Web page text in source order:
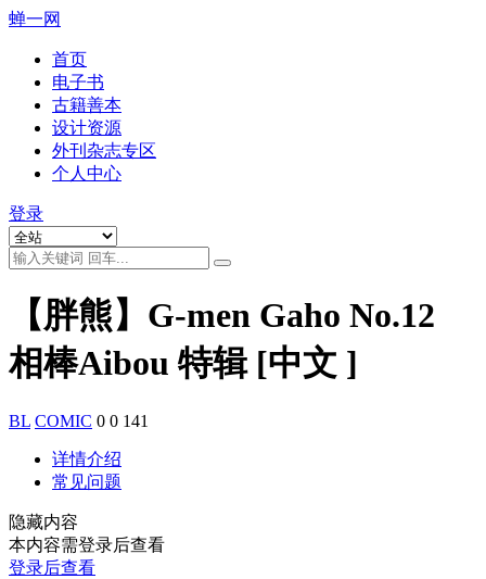
蝉一网
首页
电子书
古籍善本
设计资源
外刊杂志专区
个人中心
登录
【胖熊】G-men Gaho No.12
相棒Aibou 特辑 [中文 ]
BL COMIC 0 0 141
详情介绍
常见问题
隐藏内容
本内容需登录后查看
登录后查看